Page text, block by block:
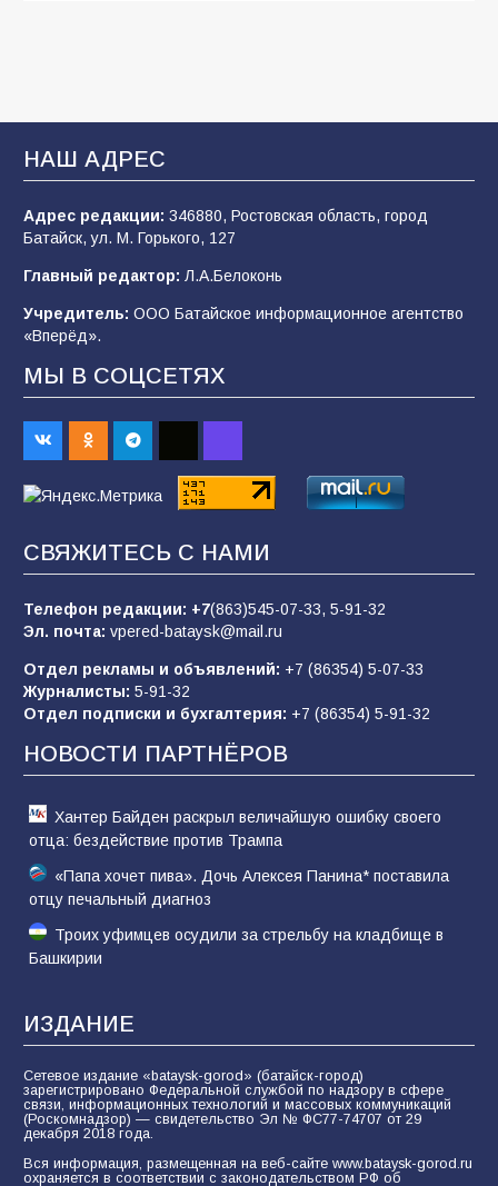
деле происходит в армии России в августе
2026 года
107 03.08.2026
строительные профессии в ходе
спортивного праздника
89
«Слухами Москву не возьмёшь»: почему
заявления Киева о мобилизации — это
отчаяние, а не разведка
83 02.08.2026
Батайчане вышли в финал Всероссийского
конкурса «Большая перемена»
62 04.08.2026
Командовал боем до последнего: герой
61 05.08.2026
НАШ АДРЕС
Адрес редакции: 346880, Ростовская область, город
Батайск, ул. М. Горького, 127
Главный редактор: Л.А.Белоконь
Учредитель: ООО Батайское информационное агентство
«Вперёд».
МЫ В СОЦСЕТЯХ
СВЯЖИТЕСЬ С НАМИ
Телефон редакции: +7(863)545-07-33, 5-91-32
Эл. почта: vpered-bataysk@mail.ru
Отдел рекламы и объявлений: +7 (86354) 5-07-33
Журналисты: 5-91-32
Отдел подписки и бухгалтерия: +7 (86354) 5-91-32
НОВОСТИ ПАРТНЁРОВ
Хантер Байден раскрыл величайшую ошибку своего
отца: бездействие против Трампа
«Папа хочет пива». Дочь Алексея Панина* поставила
отцу печальный диагноз
Троих уфимцев осудили за стрельбу на кладбище в
Башкирии
ИЗДАНИЕ
Сетевое издание «bataysk-gorod» (батайск-город)
зарегистрировано Федеральной службой по надзору в сфере
связи, информационных технологий и массовых коммуникаций
(Роскомнадзор) — свидетельство Эл № ФС77-74707 от 29
декабря 2018 года.
Вся информация, размещенная на веб-сайте www.bataysk-gorod.ru
охраняется в соответствии с законодательством РФ об